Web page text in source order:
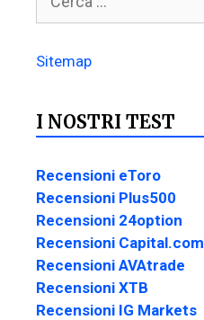
Sitemap
I NOSTRI TEST
Recensioni eToro
Recensioni Plus500
Recensioni 24option
Recensioni Capital.com
Recensioni AVAtrade
Recensioni XTB
Recensioni IG Markets